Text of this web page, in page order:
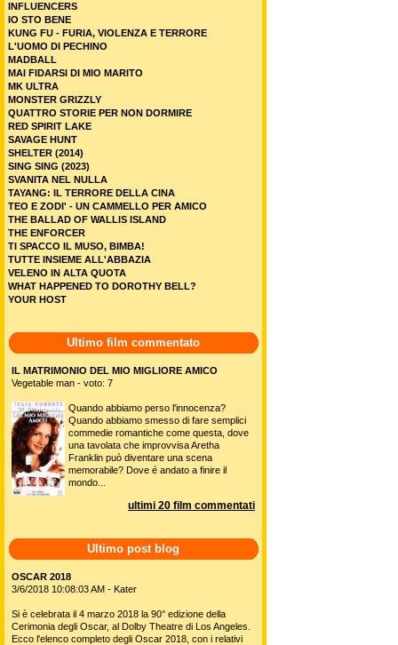
INFLUENCERS
IO STO BENE
KUNG FU - FURIA, VIOLENZA E TERRORE
L'UOMO DI PECHINO
MADBALL
MAI FIDARSI DI MIO MARITO
MK ULTRA
MONSTER GRIZZLY
QUATTRO STORIE PER NON DORMIRE
RED SPIRIT LAKE
SAVAGE HUNT
SHELTER (2014)
SING SING (2023)
SVANITA NEL NULLA
TAYANG: IL TERRORE DELLA CINA
TEO E ZODI' - UN CAMMELLO PER AMICO
THE BALLAD OF WALLIS ISLAND
THE ENFORCER
TI SPACCO IL MUSO, BIMBA!
TUTTE INSIEME ALL'ABBAZIA
VELENO IN ALTA QUOTA
WHAT HAPPENED TO DOROTHY BELL?
YOUR HOST
Ultimo film commentato
IL MATRIMONIO DEL MIO MIGLIORE AMICO
Vegetable man - voto: 7
Quando abbiamo perso l'innocenza?
Quando abbiamo smesso di fare semplici
commedie romantiche come questa, dove
una tavolata che improvvisa Aretha
Franklin può diventare una scena
memorabile? Dove é andato a finire il
mondo...
ultimi 20 film commentati
Ultimo post blog
OSCAR 2018
3/6/2018 10:08:03 AM - Kater
Si è celebrata il 4 marzo 2018 la 90° edizione della
Cerimonia degli Oscar, al Dolby Theatre di Los Angeles.
Ecco l'elenco completo degli Oscar 2018, con i relativi